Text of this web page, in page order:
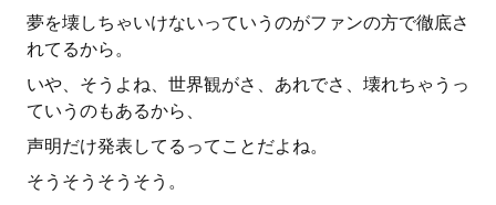
夢を壊しちゃいけないっていうのがファンの方で徹底さ
れてるから。
いや、そうよね、世界観がさ、あれでさ、壊れちゃうっ
ていうのもあるから、
声明だけ発表してるってことだよね。
そうそうそうそう。